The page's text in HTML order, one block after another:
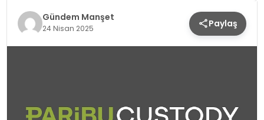
YAŞAMGündem Manşet
24 Nisan 2025 Paylaş